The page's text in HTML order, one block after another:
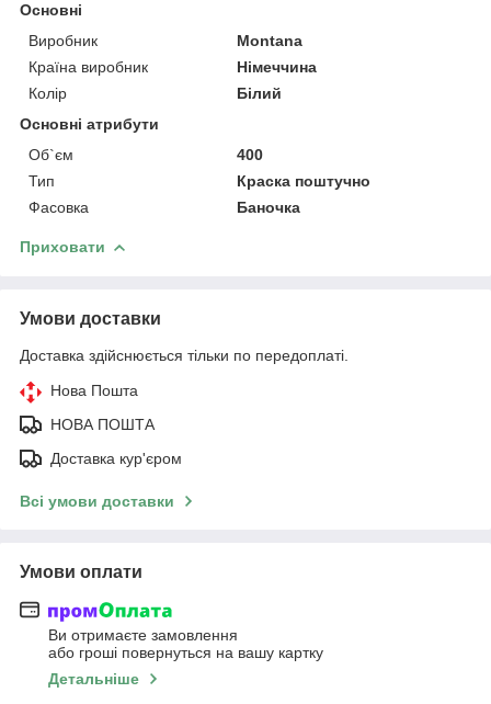
Основні
Виробник
Montana
Країна виробник
Німеччина
Колір
Білий
Основні атрибути
Об`єм
400
Тип
Краска поштучно
Фасовка
Баночка
Приховати
Умови доставки
Доставка здійснюється тільки по передоплаті.
Нова Пошта
НОВА ПОШТА
Доставка кур'єром
Всі умови доставки
Умови оплати
Ви отримаєте замовлення
або гроші повернуться на вашу картку
Детальніше